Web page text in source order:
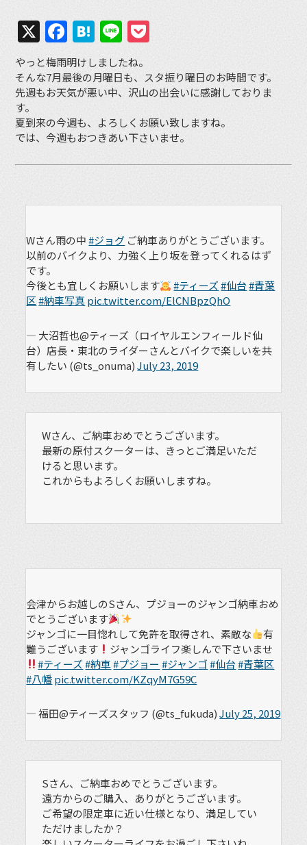
X Facebook
Hatena
Line
やっと梅雨明けしましたね。
そんな7月最後の月曜日も、スタ振り曜日のお時間です。
先週もお天気が悪い中、沢山の出会いに感謝しておりま
す。
夏到来の今週も、よろしくお願い致しますね。
では、今週もおつきあい下さいませ。
Wさん雨の中#ジョグ ご納車ありがとうございます。
以前のバイクより、力強く上り坂を登ってくれるはず
です。
今後とも宜しくお願いします
#ティーズ#仙台#青葉
区#納車写真pic.twitter.com/ElCNBpzQhO
— 大沼哲也@ティーズ（ロイヤルエンフィールド仙
台）店長・東北のライダーさんとバイクで楽しいを共
有したい (@ts_onuma)July 23, 2019
Wさん、ご納車おめでとうございます。
最新の原付スクーターは、きっとご満足いただ
けると思います。
これからもよろしくお願いしますね。
会津からお越しのSさん、プジョーのジャンゴ納車おめ
でとうございます
ジャンゴに一目惚れして免許を取得され、素敵な
有
難うございます
ジャンゴライフ楽しんで下さいませ
#ティーズ#納車#プジョー #ジャンゴ #仙台#青葉区
#八幡pic.twitter.com/KZqyM7G59C
— 福田@ティーズスタッフ (@ts_fukuda)July 25, 2019
Sさん、ご納車おめでとうございます。
遠方からのご購入、ありがとうございます。
ご希望の限定車に近い仕様となり、満足してい
ただけましたか？